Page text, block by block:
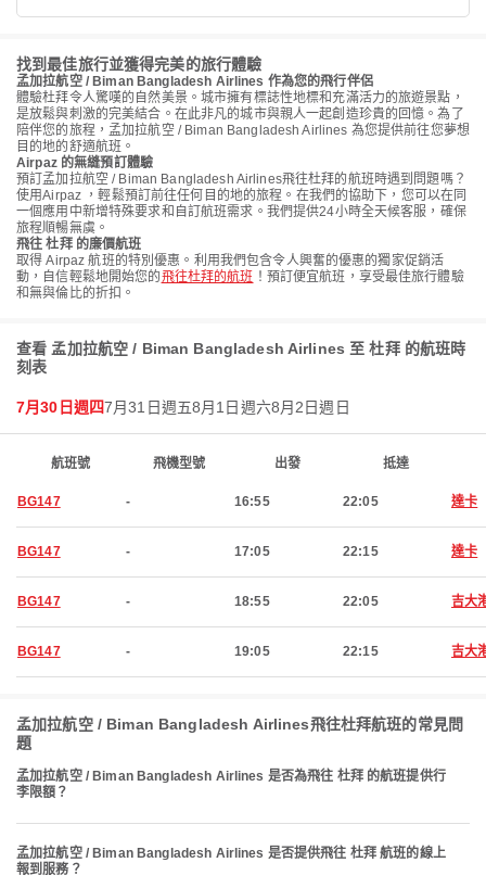
找到最佳旅行並獲得完美的旅行體驗
孟加拉航空 / Biman Bangladesh Airlines 作為您的飛行伴侶
體驗杜拜令人驚嘆的自然美景。城市擁有標誌性地標和充滿活力的旅遊景點，
是放鬆與刺激的完美結合。在此非凡的城市與親人一起創造珍貴的回憶。為了
陪伴您的旅程，孟加拉航空 / Biman Bangladesh Airlines 為您提供前往您夢想
目的地的舒適航班。
Airpaz 的無縫預訂體驗
預訂孟加拉航空 / Biman Bangladesh Airlines飛往杜拜的航班時遇到問題嗎？
使用Airpaz ，輕鬆預訂前往任何目的地的旅程。在我們的協助下，您可以在同
一個應用中新增特殊要求和自訂航班需求。我們提供24小時全天候客服，確保
旅程順暢無虞。
飛往 杜拜 的廉價航班
取得 Airpaz 航班的特別優惠。利用我們包含令人興奮的優惠的獨家促銷活
動，自信輕鬆地開始您的飛往杜拜的航班 ！預訂便宜航班，享受最佳旅行體驗
和無與倫比的折扣。
查看 孟加拉航空 / Biman Bangladesh Airlines 至 杜拜 的航班時
刻表
7月30日週四7月31日週五8月1日週六8月2日週日
航班號 飛機型號 出發 抵達
BG147 - 16:55 22:05 達卡
BG147 - 17:05 22:15 達卡
BG147 - 18:55 22:05 吉大
BG147 - 19:05 22:15 吉大
孟加拉航空 / Biman Bangladesh Airlines飛往杜拜航班的常見問
題
孟加拉航空 / Biman Bangladesh Airlines 是否為飛往 杜拜 的航班提供行
李限額？
孟加拉航空 / Biman Bangladesh Airlines 是否提供飛往 杜拜 航班的線上
報到服務？